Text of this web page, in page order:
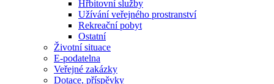
Hřbitovní služby
Užívání veřejného prostranství
Rekreační pobyt
Ostatní
Životní situace
E-podatelna
Veřejné zakázky
Dotace, příspěvky